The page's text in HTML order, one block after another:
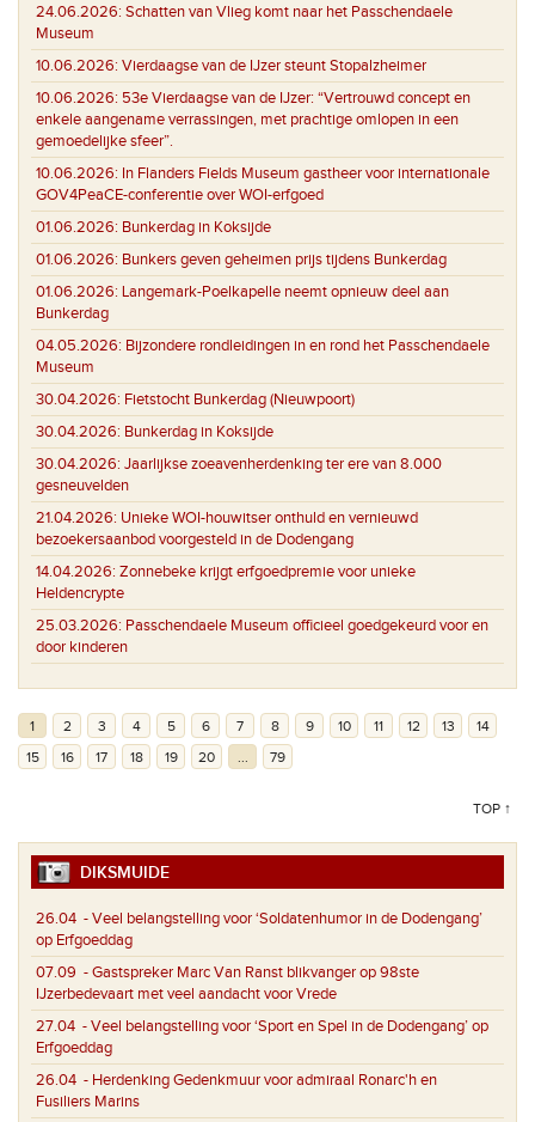
24.06.2026: Schatten van Vlieg komt naar het Passchendaele
Museum
10.06.2026: Vierdaagse van de IJzer steunt Stopalzheimer
10.06.2026: 53e Vierdaagse van de IJzer: “Vertrouwd concept en
enkele aangename verrassingen, met prachtige omlopen in een
gemoedelijke sfeer”.
10.06.2026: In Flanders Fields Museum gastheer voor internationale
GOV4PeaCE-conferentie over WOI-erfgoed
01.06.2026: Bunkerdag in Koksijde
01.06.2026: Bunkers geven geheimen prijs tijdens Bunkerdag
01.06.2026: Langemark-Poelkapelle neemt opnieuw deel aan
Bunkerdag
04.05.2026: Bijzondere rondleidingen in en rond het Passchendaele
Museum
30.04.2026: Fietstocht Bunkerdag (Nieuwpoort)
30.04.2026: Bunkerdag in Koksijde
30.04.2026: Jaarlijkse zoeavenherdenking ter ere van 8.000
gesneuvelden
21.04.2026: Unieke WOI-houwitser onthuld en vernieuwd
bezoekersaanbod voorgesteld in de Dodengang
14.04.2026: Zonnebeke krijgt erfgoedpremie voor unieke
Heldencrypte
25.03.2026: Passchendaele Museum officieel goedgekeurd voor en
door kinderen
1 2 3 4 5 6 7 8 9 10 11 12 13
14
15
16 17 18 19 20 79
TOP ↑
DIKSMUIDE
26.04 - Veel belangstelling voor ‘Soldatenhumor in de Dodengang’
op Erfgoeddag
07.09 - Gastspreker Marc Van Ranst blikvanger op 98ste
IJzerbedevaart met veel aandacht voor Vrede
27.04 - Veel belangstelling voor ‘Sport en Spel in de Dodengang’ op
Erfgoeddag
26.04 - Herdenking Gedenkmuur voor admiraal Ronarc'h en
Fusiliers Marins